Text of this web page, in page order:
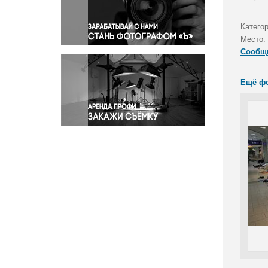
Правосудие
Происшествия и конфликты
Религия
Светская жизнь
Спорт
Экология
Экономика и бизнес
Место:
Ещё